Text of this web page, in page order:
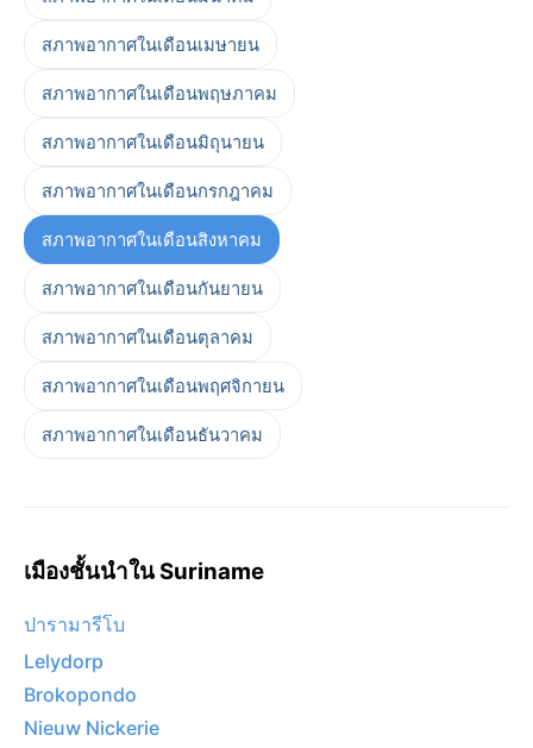
สภาพอากาศในเดือนเมษายน
สภาพอากาศในเดือนพฤษภาคม
สภาพอากาศในเดือนมิถุนายน
สภาพอากาศในเดือนกรกฎาคม
สภาพอากาศในเดือนสิงหาคม
สภาพอากาศในเดือนกันยายน
สภาพอากาศในเดือนตุลาคม
สภาพอากาศในเดือนพฤศจิกายน
สภาพอากาศในเดือนธันวาคม
เมืองชั้นนำใน Suriname
ปารามารีโบ
Lelydorp
Brokopondo
Nieuw Nickerie